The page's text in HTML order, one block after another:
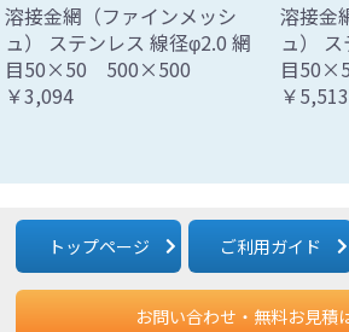
溶接金網（ファインメッシ
ュ） ステンレス 線径φ2.0 網
目50×50 500×500
￥3,094
溶接金
ュ）
目
￥5,513
トップページ ご利用ガイド
お問い合わせ・無料お見積